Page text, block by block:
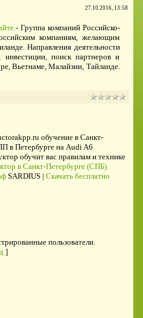
27.10.2016, 13:58
- Группа компаний Российско-
компаниям, желающим
Направления деятельности
поиск партнеров и
Вьетнаме, Малайзии, Тайланде.
обучение в Санкт-
в Петербурге на Audi A6
обучит вас правилам и технике
в Санкт-Петербурге (СПБ)
SARDIUS | Скачать бесплатно
пользователи.
]